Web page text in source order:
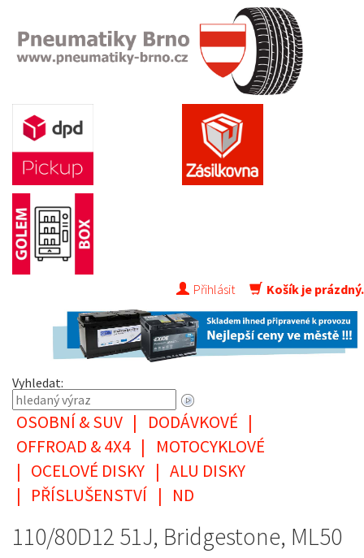
Přihlásit Košík je prázdný.
Vyhledat:
OSOBNÍ & SUV | DODÁVKOVÉ |
OFFROAD & 4X4 |
MOTOCYKLOVÉ
| OCELOVÉ DISKY | ALU DISKY
| PŘÍSLUŠENSTVÍ | ND
110/80D12 51J, Bridgestone, ML50